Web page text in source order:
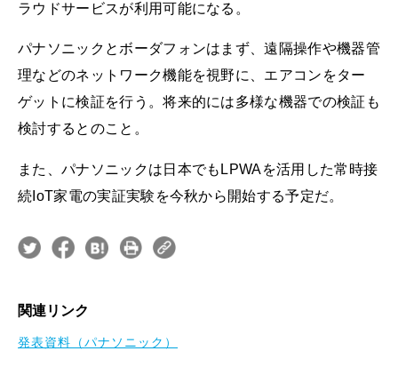
ラウドサービスが利用可能になる。
パナソニックとボーダフォンはまず、遠隔操作や機器管
理などのネットワーク機能を視野に、エアコンをター
ゲットに検証を行う。将来的には多様な機器での検証も
検討するとのこと。
また、パナソニックは日本でもLPWAを活用した常時接
続IoT家電の実証実験を今秋から開始する予定だ。
関連リンク
発表資料（パナソニック）